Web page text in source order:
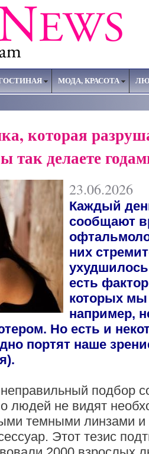
МОДА, КРАСОТА
которая
так делаете
23.06.2026
Каждый
сообщают
них
есть
которых
например,
Но есть и
портят наше
подбор
людей не видят
темными линзами
Этот тезис